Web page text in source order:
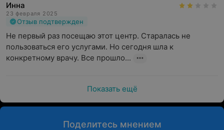
Инна
23 февраля 2025
Отзыв подтвержден
Не первый раз посещаю этот центр. Старалась не
пользоваться его услугами. Но сегодня шла к
конкретному врачу. Все прошло...
Показать ещё
Поделитесь мнением